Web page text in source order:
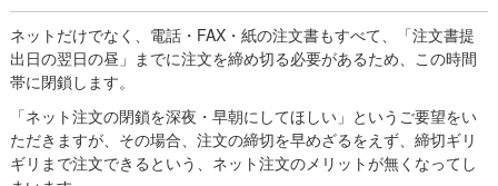
ネットだけでなく、電話・FAX・紙の注文書もすべて、「注文書提
出日の翌日の昼」までに注文を締め切る必要があるため、この時間
帯に閉鎖します。
「ネット注文の閉鎖を深夜・早朝にしてほしい」というご要望をい
ただきますが、その場合、注文の締切を早めざるをえず、締切ギリ
ギリまで注文できるという、ネット注文のメリットが無くなってし